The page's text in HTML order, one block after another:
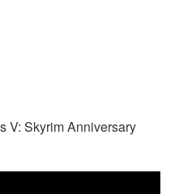
V: Skyrim Anniversary